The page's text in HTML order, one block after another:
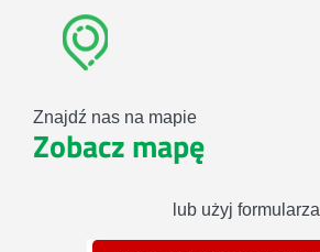
Znajdź nas na mapie
Zobacz mapę
lub użyj formularza